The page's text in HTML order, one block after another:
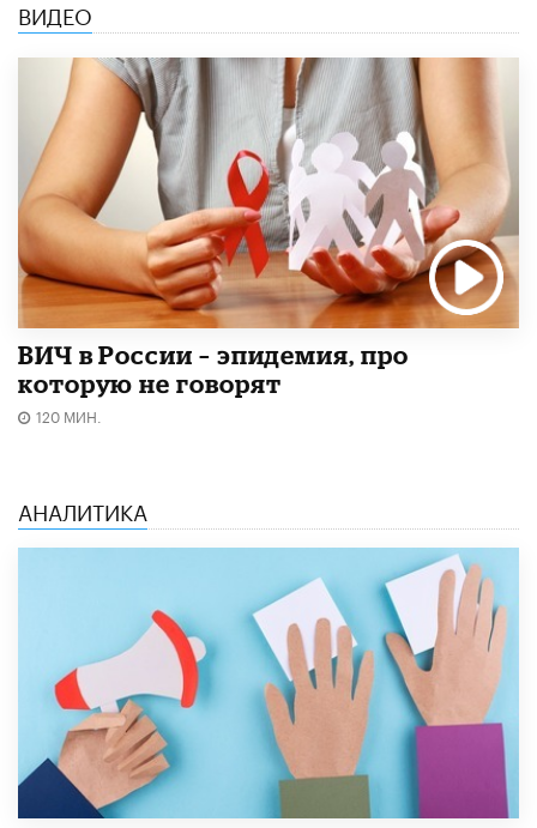
ВИДЕО
ВИЧ в России – эпидемия, про
которую не говорят
120 МИН.
АНАЛИТИКА